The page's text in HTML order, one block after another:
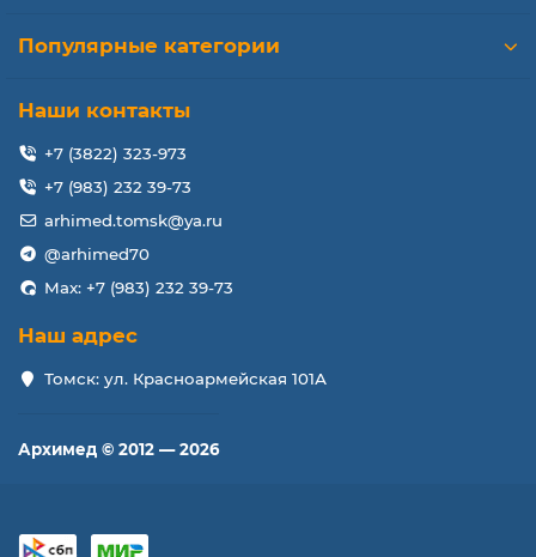
Популярные категории
Наши контакты
+7 (3822) 323-973
+7 (983) 232 39-73
arhimed.tomsk@ya.ru
@arhimed70
Max: +7 (983) 232 39-73
Наш адрес
Томск: ул. Красноармейская 101А
Архимед © 2012 — 2026